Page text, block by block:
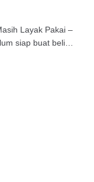
Layak Pakai –
siap buat beli…